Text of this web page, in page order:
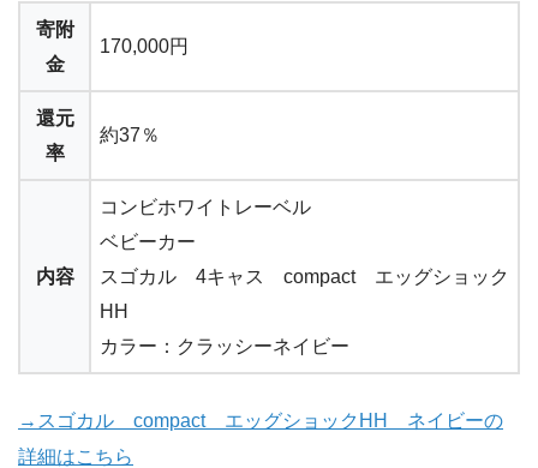
寄附
金
170,000円
還元
率
約37％
内容
コンビホワイトレーベル
ベビーカー
スゴカル 4キャス compact エッグショック
HH
カラー：クラッシーネイビー
→スゴカル compact エッグショックHH ネイビーの
詳細はこちら